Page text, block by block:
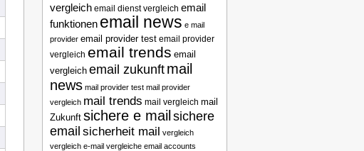
vergleich email dienst vergleich email
funktionen email news e mail
provider email provider test email provider
vergleich email trends email
vergleich email zukunft mail
news mail provider test mail provider
vergleich mail trends mail vergleich mail
Zukunft sichere e mail sichere
email sicherheit mail vergleich
vergleich e-mail vergleiche email accounts